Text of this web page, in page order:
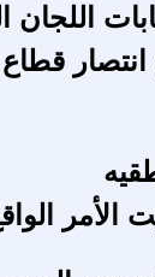
اللجان
انتصار
الأمر